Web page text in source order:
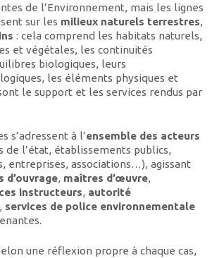
de l’Environnement, mais les lignes
sur les milieux naturels terrestres,
: cela comprend les habitats naturels,
et végétales, les continuités
biologiques, leurs
les éléments physiques et
le support et les services rendus par
s’adressent à l’ensemble des acteurs
de l’état, établissements publics,
entreprises, associations…), agissant
d’ouvrage, maîtres d’œuvre,
instructeurs, autorité
, services de police environnementale
une réflexion propre à chaque cas,